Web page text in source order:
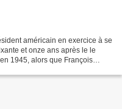
américain en exercice à se
et onze ans après le le
1945, alors que François